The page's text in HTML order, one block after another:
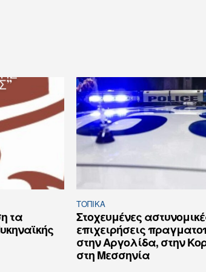
τα
ΤΟΠΙΚΑ
Στοχευμένες
επιχειρήσεις
στην Αργολίδα, στην
στη Μεσσηνία